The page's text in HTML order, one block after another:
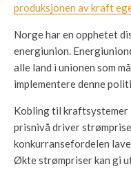
produksjonen av kraft
Norge har en opphetet
energiunion.
alle land i unionen som
implementere denne
Kobling til kraftsystemer
prisnivå driver
konkurransefordelen
Økte strømpriser kan gi